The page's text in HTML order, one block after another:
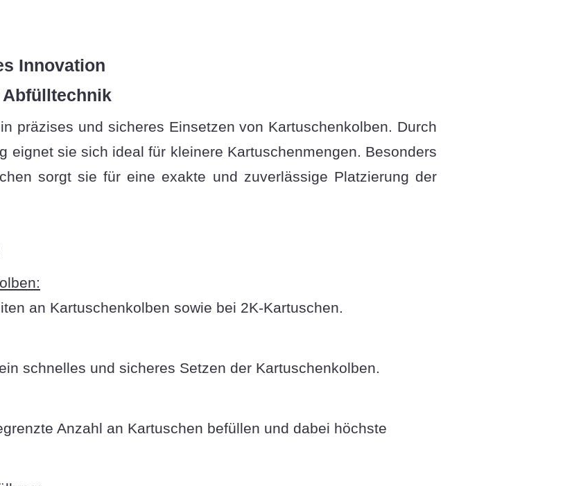
Innovation
präzises und sicheres Einsetzen von Kartuschenkolben. Durch
eignet sie sich ideal für kleinere Kartuschenmengen. Besonders
sorgt sie für eine exakte und zuverlässige Platzierung der
an Kartuschenkolben sowie bei 2K-Kartuschen.
schnelles und sicheres Setzen der Kartuschenkolben.
Anzahl an Kartuschen befüllen und dabei höchste